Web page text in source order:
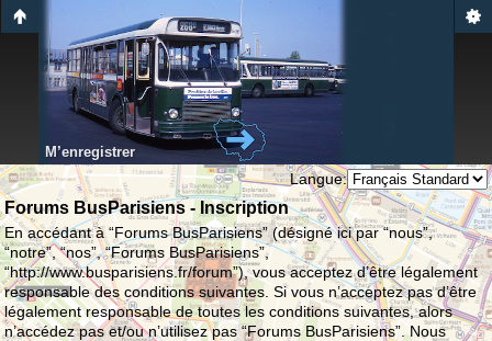
M’enregistrer
Langue:
Forums BusParisiens - Inscription
En accédant à “Forums BusParisiens” (désigné ici par “nous”,
“notre”, “nos”, “Forums BusParisiens”,
“http://www.busparisiens.fr/forum”), vous acceptez d’être légalement
responsable des conditions suivantes. Si vous n’acceptez pas d’être
légalement responsable de toutes les conditions suivantes, alors
n’accédez pas et/ou n’utilisez pas “Forums BusParisiens”. Nous